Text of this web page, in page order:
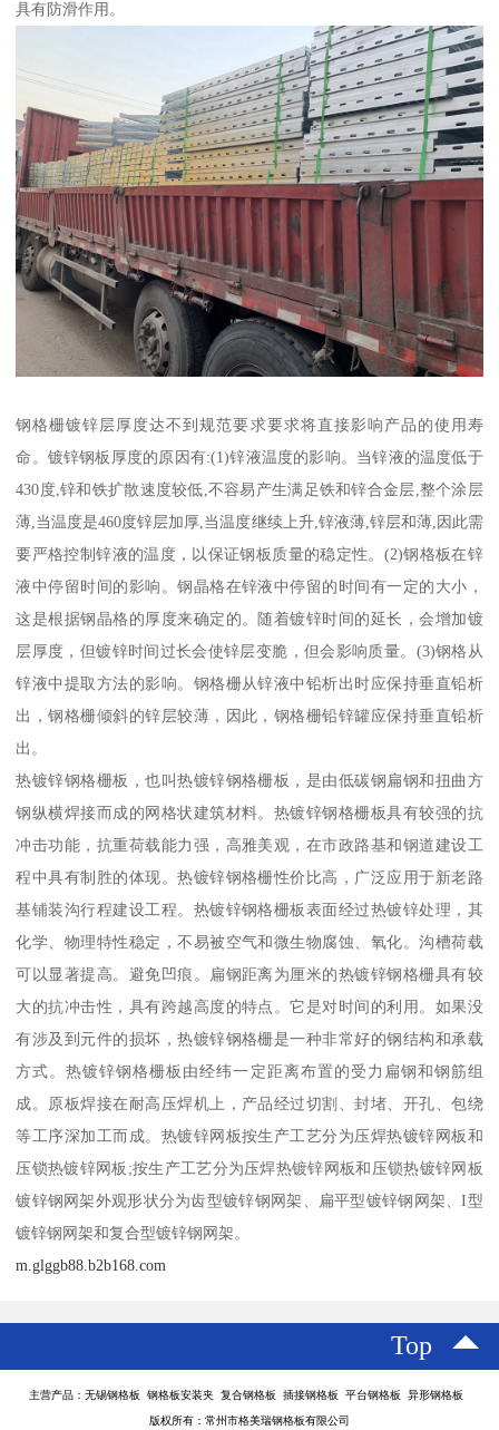
具有防滑作用。
钢格栅镀锌层厚度达不到规范要求要求将直接影响产品的使用寿
命。镀锌钢板厚度的原因有:(1)锌液温度的影响。当锌液的温度低于
430度,锌和铁扩散速度较低,不容易产生满足铁和锌合金层,整个涂层
薄,当温度是460度锌层加厚,当温度继续上升,锌液薄,锌层和薄,因此需
要严格控制锌液的温度，以保证钢板质量的稳定性。(2)钢格板在锌
液中停留时间的影响。钢晶格在锌液中停留的时间有一定的大小，
这是根据钢晶格的厚度来确定的。随着镀锌时间的延长，会增加镀
层厚度，但镀锌时间过长会使锌层变脆，但会影响质量。(3)钢格从
锌液中提取方法的影响。钢格栅从锌液中铅析出时应保持垂直铅析
出，钢格栅倾斜的锌层较薄，因此，钢格栅铅锌罐应保持垂直铅析
出。
热镀锌钢格栅板，也叫热镀锌钢格栅板，是由低碳钢扁钢和扭曲方
钢纵横焊接而成的网格状建筑材料。热镀锌钢格栅板具有较强的抗
冲击功能，抗重荷载能力强，高雅美观，在市政路基和钢道建设工
程中具有制胜的体现。热镀锌钢格栅性价比高，广泛应用于新老路
基铺装沟行程建设工程。热镀锌钢格栅板表面经过热镀锌处理，其
化学、物理特性稳定，不易被空气和微生物腐蚀、氧化。沟槽荷载
可以显著提高。避免凹痕。扁钢距离为厘米的热镀锌钢格栅具有较
大的抗冲击性，具有跨越高度的特点。它是对时间的利用。如果没
有涉及到元件的损坏，热镀锌钢格栅是一种非常好的钢结构和承载
方式。热镀锌钢格栅板由经纬一定距离布置的受力扁钢和钢筋组
成。原板焊接在耐高压焊机上，产品经过切割、封堵、开孔、包绕
等工序深加工而成。热镀锌网板按生产工艺分为压焊热镀锌网板和
压锁热镀锌网板;按生产工艺分为压焊热镀锌网板和压锁热镀锌网板
镀锌钢网架外观形状分为齿型镀锌钢网架、扁平型镀锌钢网架、I型
镀锌钢网架和复合型镀锌钢网架。
m.glggb88.b2b168.com
Top
主营产品：无锡钢格板 钢格板安装夹 复合钢格板 插接钢格板 平台钢格板 异形钢格板
版权所有：常州市格美瑞钢格板有限公司